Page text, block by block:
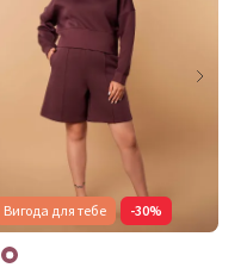
Вигода для тебе -30%